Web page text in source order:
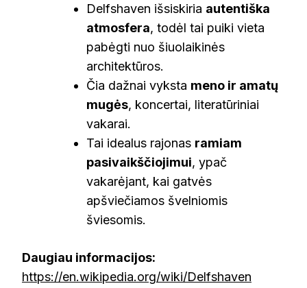
Delfshaven išsiskiria autentiška
atmosfera, todėl tai puiki vieta
pabėgti nuo šiuolaikinės
architektūros.
Čia dažnai vyksta meno ir amatų
mugės, koncertai, literatūriniai
vakarai.
Tai idealus rajonas ramiam
pasivaikščiojimui, ypač
vakarėjant, kai gatvės
apšviečiamos švelniomis
šviesomis.
Daugiau informacijos:
https://en.wikipedia.org/wiki/Delfshaven